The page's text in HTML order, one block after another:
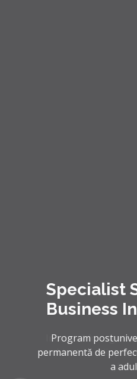
Specialist
Business
Inovează în
combinata a științei,
și